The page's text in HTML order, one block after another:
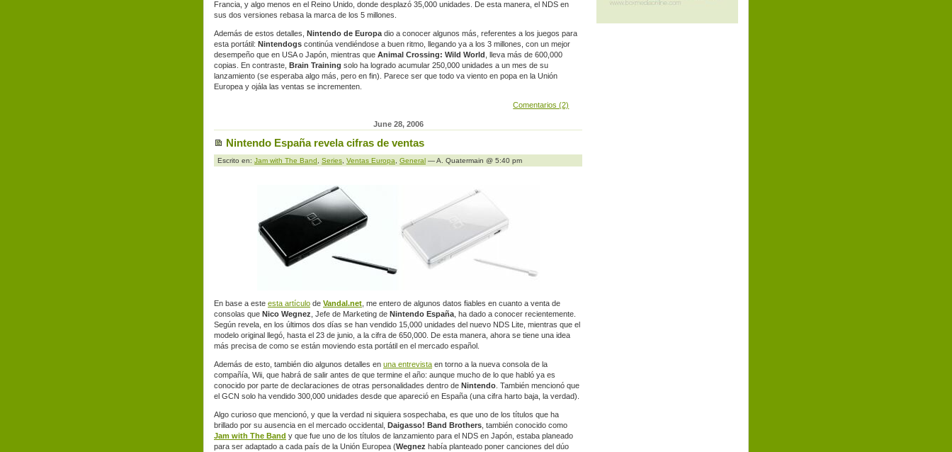
Francia, y algo menos en el Reino Unido, donde desplazó 35,000 unidades. De esta manera, el NDS en
sus dos versiones rebasa la marca de los 5 millones.
Además de estos detalles, Nintendo de Europa dio a conocer algunos más, referentes a los juegos para
esta portátil: Nintendogs continúa vendiéndose a buen ritmo, llegando ya a los 3 millones, con un mejor
desempeño que en USA o Japón, mientras que Animal Crossing: Wild World , lleva más de 600,000
copias. En contraste, Brain Training solo ha logrado acumular 250,000 unidades a un mes de su
lanzamiento (se esperaba algo más, pero en fin). Parece ser que todo va viento en popa en la Unión
Europea y ojála las ventas se incrementen.
Comentarios (2)
June 28, 2006
Nintendo España revela cifras de ventas
Escrito en: Jam with The Band , Series, Ventas Europa, General — A. Quatermain @ 5:40 pm
En base a este esta artículo de Vandal.net, me entero de algunos datos fiables en cuanto a venta de
consolas que Nico Wegnez, Jefe de Marketing de Nintendo España, ha dado a conocer recientemente.
Según revela, en los últimos dos días se han vendido 15,000 unidades del nuevo NDS Lite, mientras que el
modelo original llegó, hasta el 23 de junio, a la cifra de 650,000. De esta manera, ahora se tiene una idea
más precisa de como se están moviendo esta portátil en el mercado español.
Además de esto, también dio algunos detalles en una entrevista en torno a la nueva consola de la
compañía, Wii, que habrá de salir antes de que termine el año: aunque mucho de lo que habló ya es
conocido por parte de declaraciones de otras personalidades dentro de Nintendo. También mencionó que
el GCN solo ha vendido 300,000 unidades desde que apareció en España (una cifra harto baja, la verdad).
Algo curioso que mencionó, y que la verdad ni siquiera sospechaba, es que uno de los títulos que ha
brillado por su ausencia en el mercado occidental, Daigasso! Band Brothers, también conocido como
Jam with The Band y que fue uno de los títulos de lanzamiento para el NDS en Japón, estaba planeado
para ser adaptado a cada país de la Unión Europea (Wegnez había planteado poner canciones del dúo